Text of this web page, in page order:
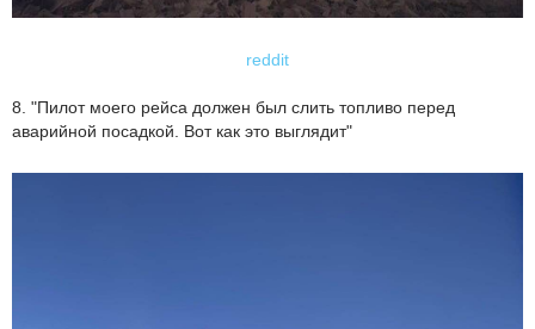
reddit
8. "Пилот моего рейса должен был слить топливо перед
аварийной посадкой. Вот как это выглядит"